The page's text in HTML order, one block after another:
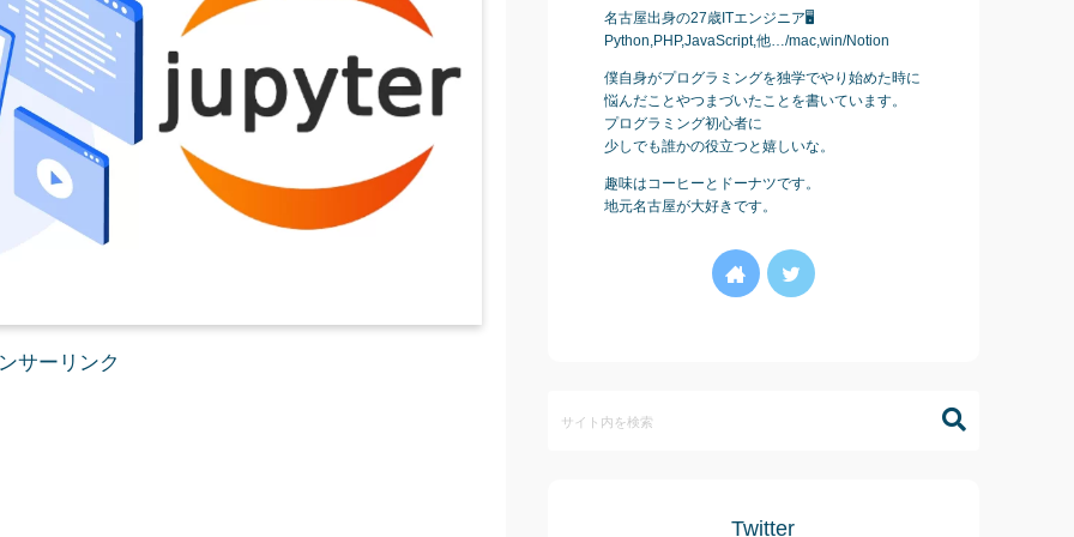
サーリンク
名古屋出身の27歳ITエンジニア🖥
Python,PHP,JavaScript,他…/mac,win/Notion
僕自身がプログラミングを独学でやり始めた時に
悩んだことやつまづいたことを書いています。
プログラミング初心者に
少しでも誰かの役立つと嬉しいな。
趣味はコーヒーとドーナツです。
地元名古屋が大好きです。
Twitter